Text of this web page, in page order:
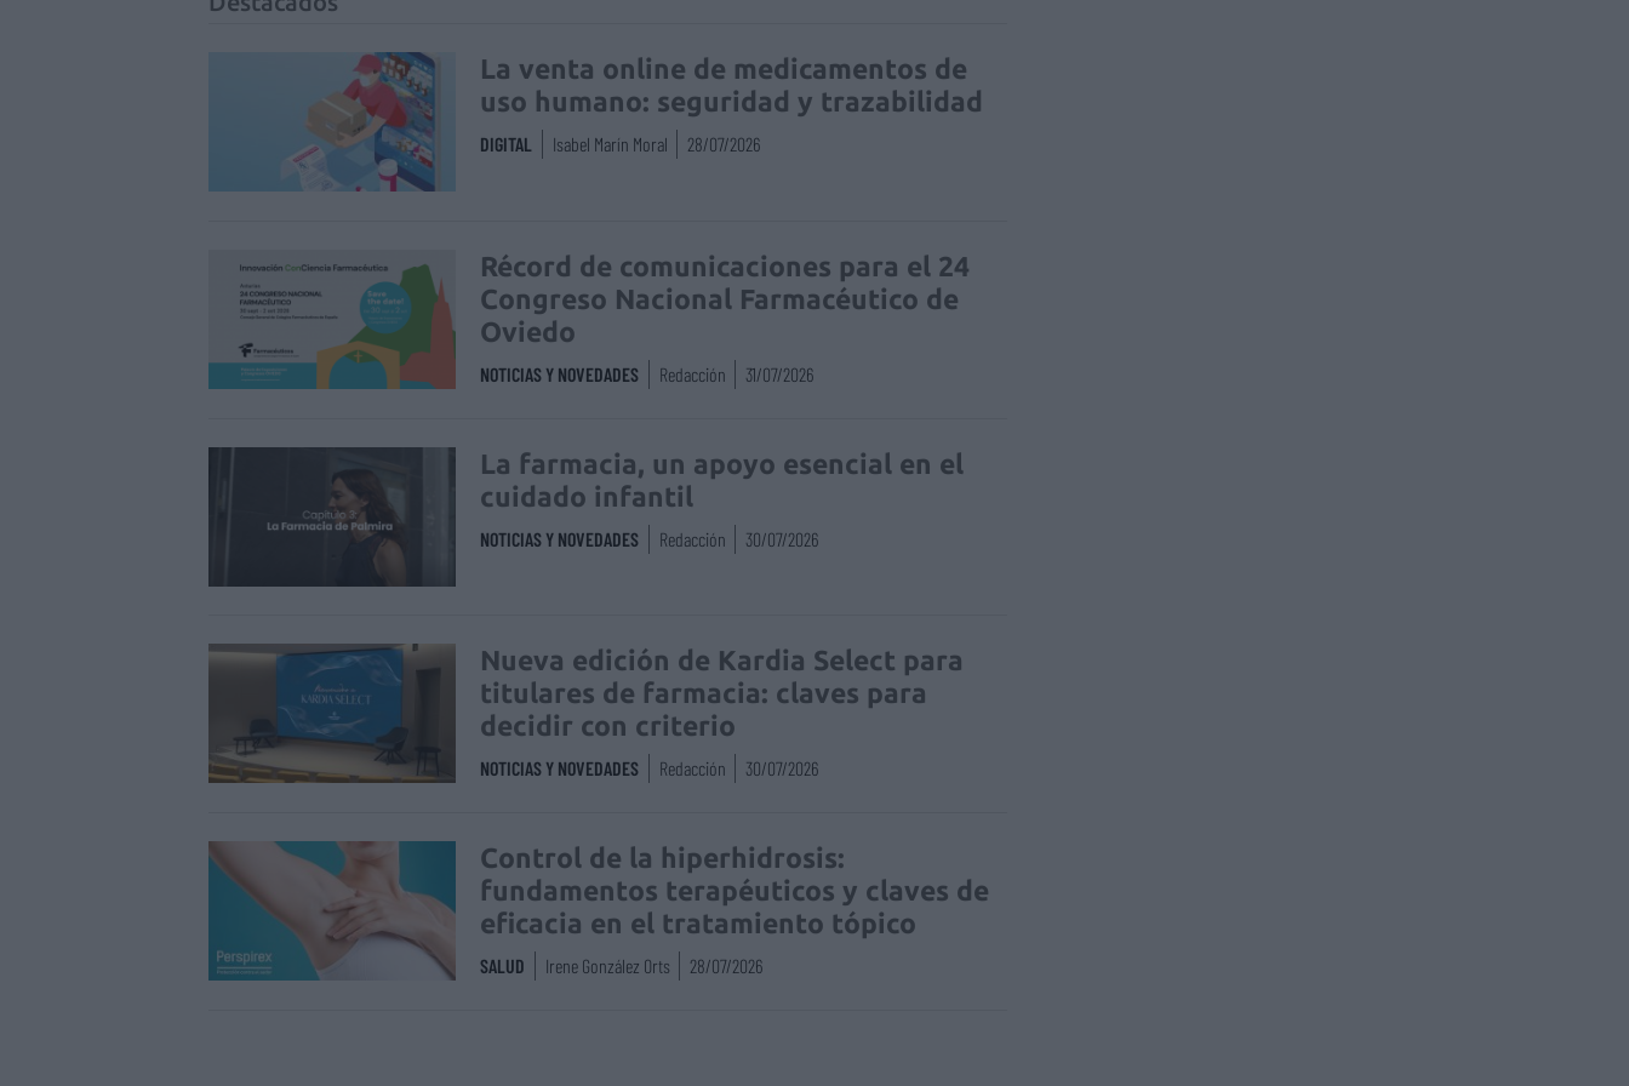
La venta online de medicamentos de
uso humano: seguridad y trazabilidad
DIGITAL Isabel Marín Moral 28/07/2026
Récord de comunicaciones para el 24
Congreso Nacional Farmacéutico de
Oviedo
NOTICIAS Y NOVEDADES Redacción 31/07/2026
La farmacia, un apoyo esencial en el
cuidado infantil
NOTICIAS Y NOVEDADES Redacción 30/07/2026
Nueva edición de Kardia Select para
titulares de farmacia: claves para
decidir con criterio
NOTICIAS Y NOVEDADES Redacción 30/07/2026
Control de la hiperhidrosis:
fundamentos terapéuticos y claves de
eficacia en el tratamiento tópico
SALUD Irene González Orts 28/07/2026